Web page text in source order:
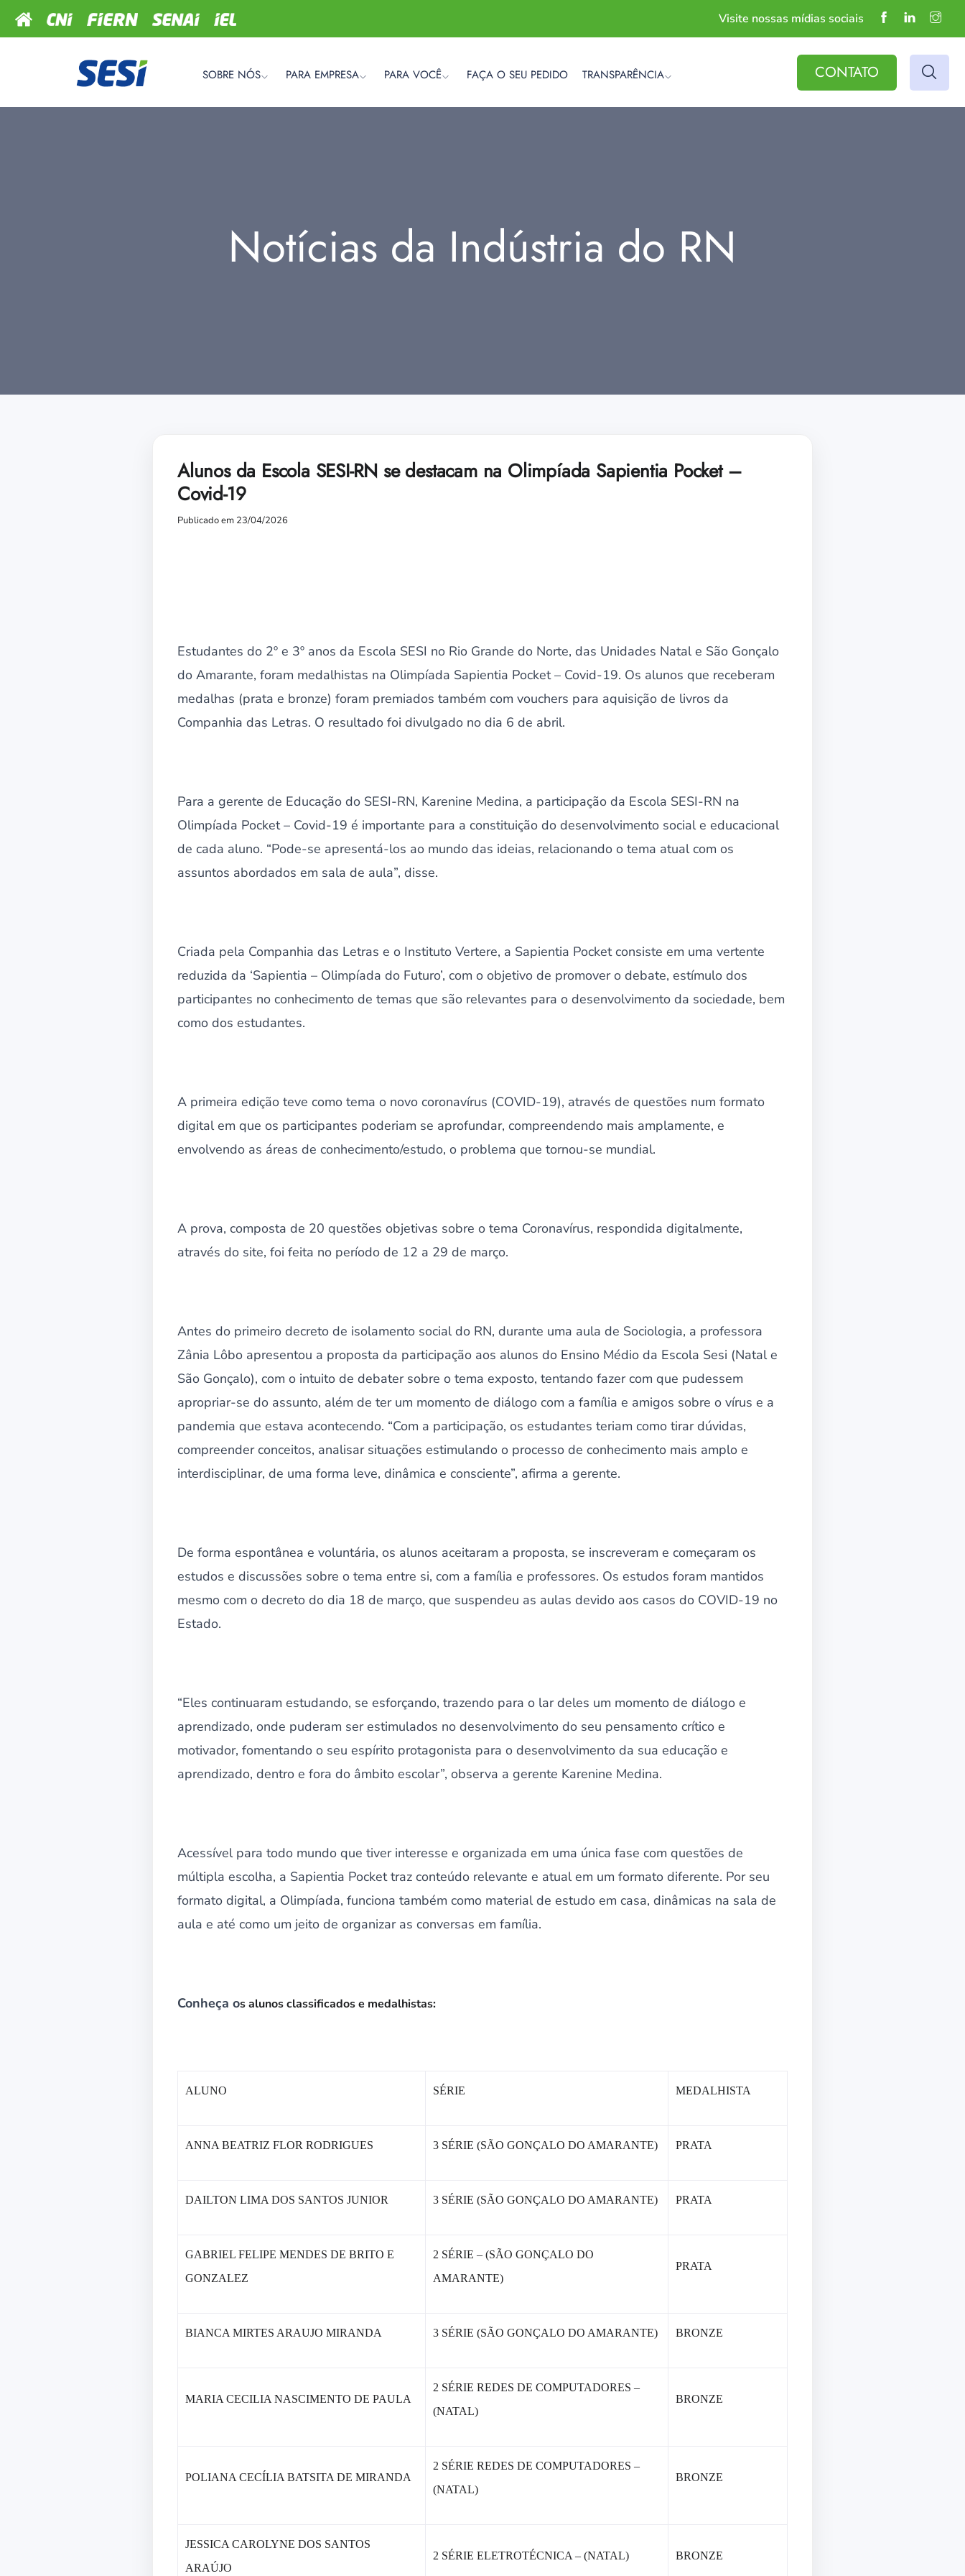
Visite nossas mídias sociais
SOBRE NÓS PARA EMPRESA PARA VOCÊ FAÇA O SEU PEDIDO TRANSPARÊNCIA CONTATO
Notícias da Indústria do RN
Alunos da Escola SESI-RN se destacam na Olimpíada Sapientia Pocket –
Covid-19
Publicado em 23/04/2026
Estudantes do 2º e 3º anos da Escola SESI no Rio Grande do Norte, das Unidades Natal e São Gonçalo
do Amarante, foram medalhistas na Olimpíada Sapientia Pocket – Covid-19. Os alunos que receberam
medalhas (prata e bronze) foram premiados também com vouchers para aquisição de livros da
Companhia das Letras. O resultado foi divulgado no dia 6 de abril.
Para a gerente de Educação do SESI-RN, Karenine Medina, a participação da Escola SESI-RN na
Olimpíada Pocket – Covid-19 é importante para a constituição do desenvolvimento social e educacional
de cada aluno. “Pode-se apresentá-los ao mundo das ideias, relacionando o tema atual com os
assuntos abordados em sala de aula”, disse.
Criada pela Companhia das Letras e o Instituto Vertere, a Sapientia Pocket consiste em uma vertente
reduzida da ‘Sapientia – Olimpíada do Futuro’, com o objetivo de promover o debate, estímulo dos
participantes no conhecimento de temas que são relevantes para o desenvolvimento da sociedade, bem
como dos estudantes.
A primeira edição teve como tema o novo coronavírus (COVID-19), através de questões num formato
digital em que os participantes poderiam se aprofundar, compreendendo mais amplamente, e
envolvendo as áreas de conhecimento/estudo, o problema que tornou-se mundial.
A prova, composta de 20 questões objetivas sobre o tema Coronavírus, respondida digitalmente,
através do site, foi feita no período de 12 a 29 de março.
Antes do primeiro decreto de isolamento social do RN, durante uma aula de Sociologia, a professora
Zânia Lôbo apresentou a proposta da participação aos alunos do Ensino Médio da Escola Sesi (Natal e
São Gonçalo), com o intuito de debater sobre o tema exposto, tentando fazer com que pudessem
apropriar-se do assunto, além de ter um momento de diálogo com a família e amigos sobre o vírus e a
pandemia que estava acontecendo. “Com a participação, os estudantes teriam como tirar dúvidas,
compreender conceitos, analisar situações estimulando o processo de conhecimento mais amplo e
interdisciplinar, de uma forma leve, dinâmica e consciente”, afirma a gerente.
De forma espontânea e voluntária, os alunos aceitaram a proposta, se inscreveram e começaram os
estudos e discussões sobre o tema entre si, com a família e professores. Os estudos foram mantidos
mesmo com o decreto do dia 18 de março, que suspendeu as aulas devido aos casos do COVID-19 no
Estado.
“Eles continuaram estudando, se esforçando, trazendo para o lar deles um momento de diálogo e
aprendizado, onde puderam ser estimulados no desenvolvimento do seu pensamento crítico e
motivador, fomentando o seu espírito protagonista para o desenvolvimento da sua educação e
aprendizado, dentro e fora do âmbito escolar”, observa a gerente Karenine Medina.
Acessível para todo mundo que tiver interesse e organizada em uma única fase com questões de
múltipla escolha, a Sapientia Pocket traz conteúdo relevante e atual em um formato diferente. Por seu
formato digital, a Olimpíada, funciona também como material de estudo em casa, dinâmicas na sala de
aula e até como um jeito de organizar as conversas em família.
Conheça os alunos classificados e medalhistas:
ALUNO SÉRIE MEDALHISTA
ANNA BEATRIZ FLOR RODRIGUES 3 SÉRIE (SÃO GONÇALO DO AMARANTE) PRATA
DAILTON LIMA DOS SANTOS JUNIOR 3 SÉRIE (SÃO GONÇALO DO AMARANTE) PRATA
GABRIEL FELIPE MENDES DE BRITO E
GONZALEZ
2 SÉRIE – (SÃO GONÇALO DO
AMARANTE)
PRATA
BIANCA MIRTES ARAUJO MIRANDA 3 SÉRIE (SÃO GONÇALO DO AMARANTE) BRONZE
MARIA CECILIA NASCIMENTO DE PAULA
2 SÉRIE REDES DE COMPUTADORES –
(NATAL)
BRONZE
POLIANA CECÍLIA BATSITA DE MIRANDA
2 SÉRIE REDES DE COMPUTADORES –
(NATAL)
BRONZE
JESSICA CAROLYNE DOS SANTOS
ARAÚJO
2 SÉRIE ELETROTÉCNICA – (NATAL) BRONZE